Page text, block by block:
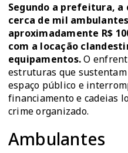
Segundo a prefeitura,
cerca de mil
aproximadamente R$
com a locação
equipamentos.O
estruturas que
espaço público e
financiamento e cadeias
crime organizado.
Ambulantes